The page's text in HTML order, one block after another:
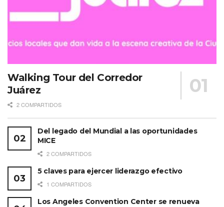
Walking Tour del Corredor
Juárez
2 COMPARTIDOS
Del legado del Mundial a las oportunidades
MICE
2 COMPARTIDOS
5 claves para ejercer liderazgo efectivo
1 COMPARTIDOS
Los Angeles Convention Center se renueva